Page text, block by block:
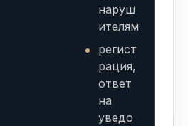
наруш
ителям
регист
рация,
ответ
на
уведо